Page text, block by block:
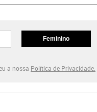
Feminino
a nossa Política de Privacidade.